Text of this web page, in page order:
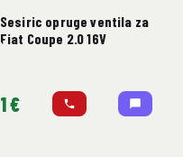
Sesiric opruge ventila za
Fiat Coupe 2.0 16V
1 €